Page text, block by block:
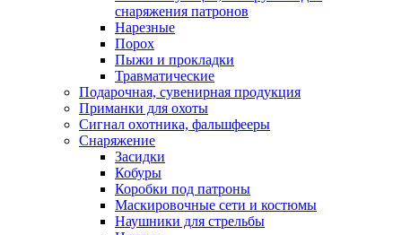
снаряжения патронов
Нарезные
Порох
Пыжи и прокладки
Травматические
Подарочная, сувенирная продукция
Приманки для охоты
Сигнал охотника, фальшфееры
Снаряжение
Засидки
Кобуры
Коробки под патроны
Маскировочные сети и костюмы
Наушники для стрельбы